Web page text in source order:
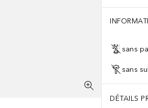
sans
sans
DÉTAILS